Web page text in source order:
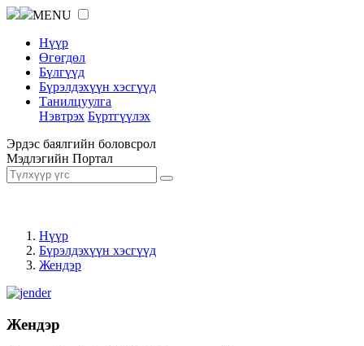
MENU
Нүүр
Өгөгдөл
Бүлгүүд
Бүрэлдэхүүн хэсгүүд
Танилцуулга
Нэвтрэх Бүртгүүлэх
Эрдэс баялгийн боловсрол
Мэдлэгийн Портал
Нүүр
Бүрэлдэхүүн хэсгүүд
Жендэр
Жендэр